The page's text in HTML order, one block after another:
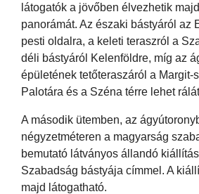
látogatók a jövőben élvezhetik
panorámát. Az északi bástyáról az
pesti oldalra, a keleti teraszról a
déli bástyáról Kelenföldre, míg az
épületének tetőteraszáról a Margit-
Palotára és a Széna térre lehet
A második ütemben, az
négyzetméteren a magyarság
bemutató látványos állandó
Szabadság bástyája címmel. A
majd látogatható.